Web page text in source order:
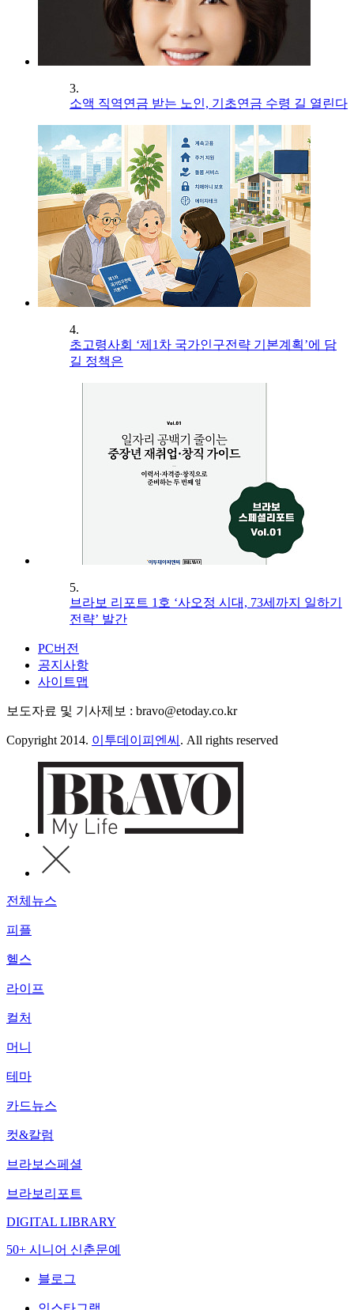
3.
소액 직역연금 받는 노인, 기초연금 수령 길 열린다
4.
초고령사회 ‘제1차 국가인구전략 기본계획’에 담
길 정책은
5.
브라보 리포트 1호 ‘사오정 시대, 73세까지 일하기
전략’ 발간
PC버전
공지사항
사이트맵
보도자료 및 기사제보 : bravo@etoday.co.kr
Copyright 2014. 이투데이피엔씨 . All rights reserved
전체뉴스
피플
헬스
라이프
컬처
머니
테마
카드뉴스
컷&칼럼
브라보스페셜
브라보리포트
DIGITAL LIBRARY
50+ 시니어 신춘문예
블로그